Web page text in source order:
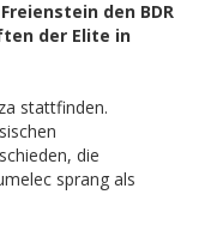
den BDR
der Elite in
stattfinden.
die
sprang als